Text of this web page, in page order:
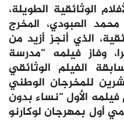
الوثائقية الطويلة،
العبودي، المخرج
الذي أنجز أزيد من
وفاز فيلمه “مدرسة
الفيلم الوثائقي
للمخرجان الوطني
، كما قدم فيلمه الأول “نساء بدون
عالمي أول بمهرجان لوكارنو